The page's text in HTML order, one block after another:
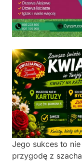
Jego sukces to
przygodę z